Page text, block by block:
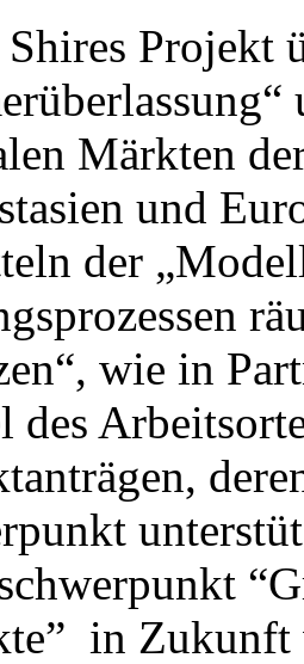
Projekt
Märkten
und
der
wie in
des
in Zukunft